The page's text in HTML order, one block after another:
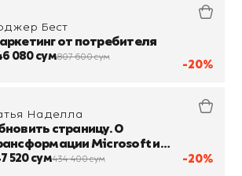
-20%
Бест
от потребителя
080 сум807 600 сум
-20%
Наделла
страницу. О
Microsoft и
будущего от первого
520 сум434 400 сум